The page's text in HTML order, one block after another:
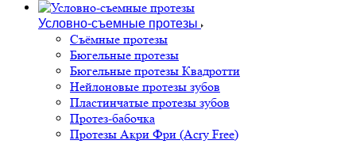
Условно-съемные протезы
Съёмные протезы
Бюгельные протезы
Бюгельные протезы Квадротти
Нейлоновые протезы зубов
Пластинчатые протезы зубов
Протез-бабочка
Протезы Акри Фри (Acry Free)